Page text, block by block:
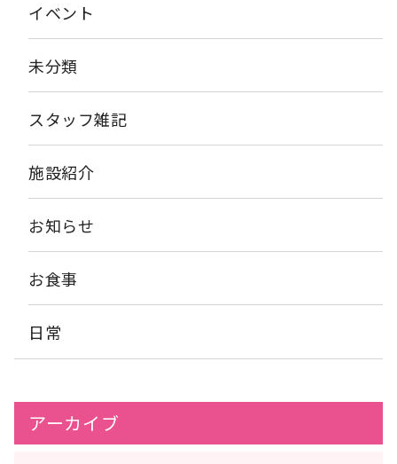
イベント
未分類
スタッフ雑記
施設紹介
お知らせ
お食事
日常
アーカイブ